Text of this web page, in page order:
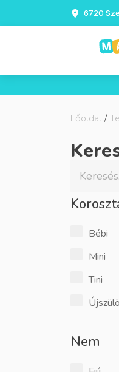
6720
Főoldal /
Bébi
Mini
Tini
Nem